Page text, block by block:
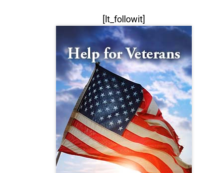
[lt_followit]